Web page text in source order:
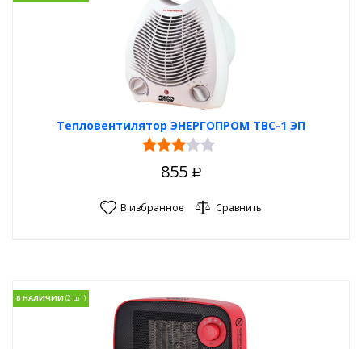
Тепловентилятор ЭНЕРГОПРОМ ТВС-1 ЭП
855 Р
В избранное Сравнить
В НАЛИЧИИ